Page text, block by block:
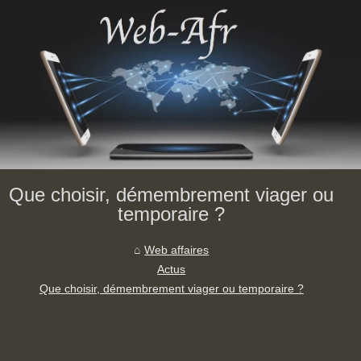
Que choisir, démembrement viager ou
temporaire ?
Web affaires
Actus
Que choisir, démembrement viager ou temporaire ?